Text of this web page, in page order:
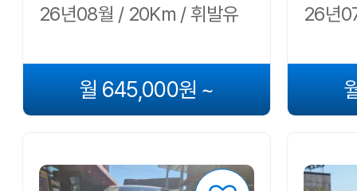
26년08월 / 20Km / 휘발유
월 645,000원 ~
26년